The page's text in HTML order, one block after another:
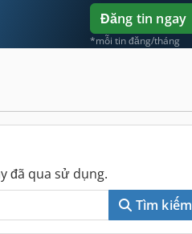
Đăng tin ngay
*mỗi tin đăng/tháng
đã qua sử dụng.
Tìm kiếm